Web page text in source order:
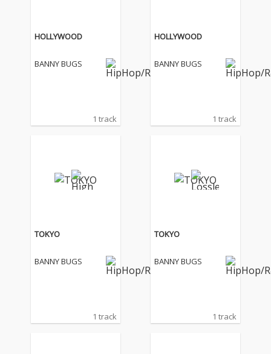
HOLLYWOOD
BANNY BUGS
1 track
HOLLYWOOD
BANNY BUGS
1 track
TOKYO
BANNY BUGS
1 track
TOKYO
BANNY BUGS
1 track